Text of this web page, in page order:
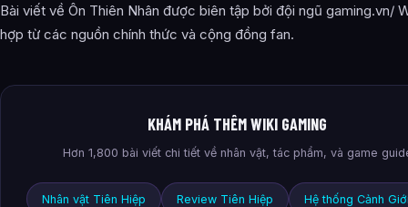
Bài viết về Ôn Thiên Nhân được biên tập bởi đội ngũ gaming.vn/
hợp từ các nguồn chính thức và cộng đồng fan.
KHÁM PHÁ THÊM WIKI GAMING
Hơn 1,800 bài viết chi tiết về nhân vật, tác phẩm, và game
Nhân vật Tiên Hiệp Review Tiên Hiệp Hệ thống Cảnh